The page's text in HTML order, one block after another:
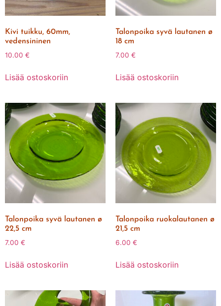
Kivi tuikku, 60mm,
vedensininen
10.00 €
Lisää ostoskoriin
Talonpoika syvä lautanen ø
18 cm
7.00 €
Lisää ostoskoriin
Talonpoika syvä lautanen ø
22,5 cm
7.00 €
Lisää ostoskoriin
Talonpoika ruokalautanen ø
21,5 cm
6.00 €
Lisää ostoskoriin